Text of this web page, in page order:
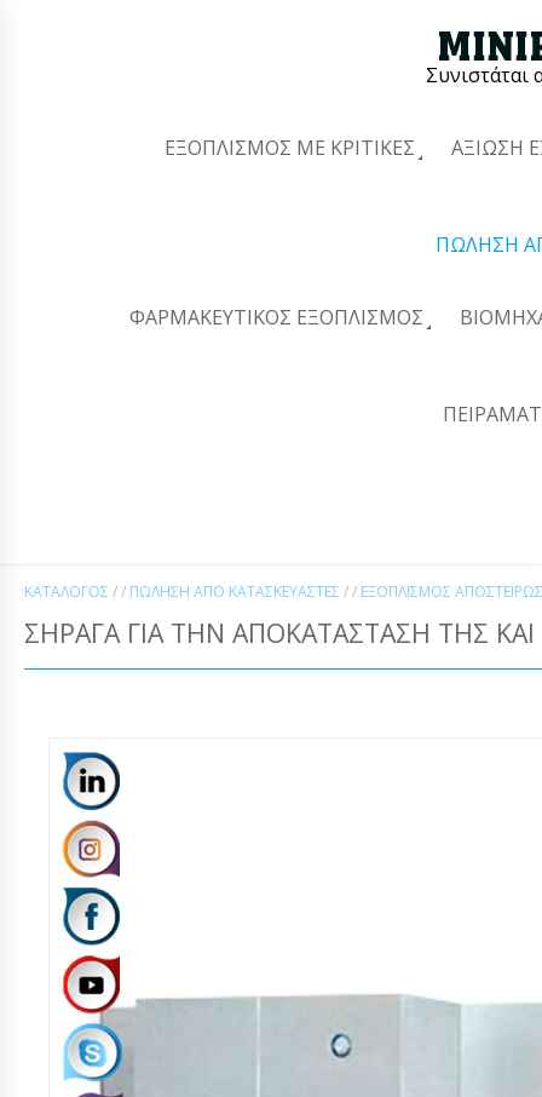
Συνιστάται
ΕΞΟΠΛΙΣΜΌΣ ΜΕ ΚΡΙΤΙΚΈΣ ΑΞΊΩΣΗ
ΠΏΛΗΣΗ
ΦΑΡΜΑΚΕΥΤΙΚΌΣ ΕΞΟΠΛΙΣΜΌΣ
ΚΑΤΆΛΟΓΟΣ / / ΠΏΛΗΣΗ ΑΠΌ ΚΑΤΑΣΚΕΥΑΣΤΈΣ / / ΕΞΟΠΛΙΣΜΌΣ
ΣΉΡΑΓΑ ΓΙΑ ΤΗΝ ΑΠΟΚΑΤΆΣΤΑΣΉ ΤΗΣ